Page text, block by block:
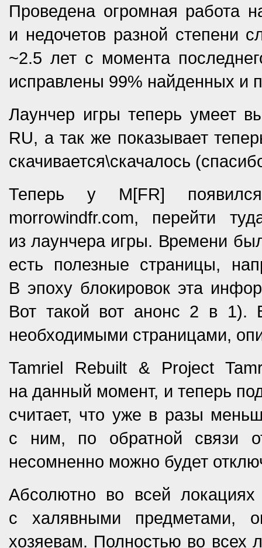
Проведена огромная работа
и недочетов разной степени
~2.5 лет с момента
исправлены 99% найденных и
Лаунчер игры теперь умеет
RU, а так же показывает
скачивается\скачалось
Теперь у M[FR]
morrowindfr.com, перейти
из лаунчера игры. Времени
есть полезные страницы,
В эпоху блокировок эта
Вот такой вот анонс 2 в 1).
необходимыми страницами,
Tamriel Rebuilt & Project
на данный момент, и теперь
считает, что уже в разы
с ним, по обратной связи
несомненно можно будет
Абсолютно во всей
с халявными предметами,
хозяевам. Полностью во всех